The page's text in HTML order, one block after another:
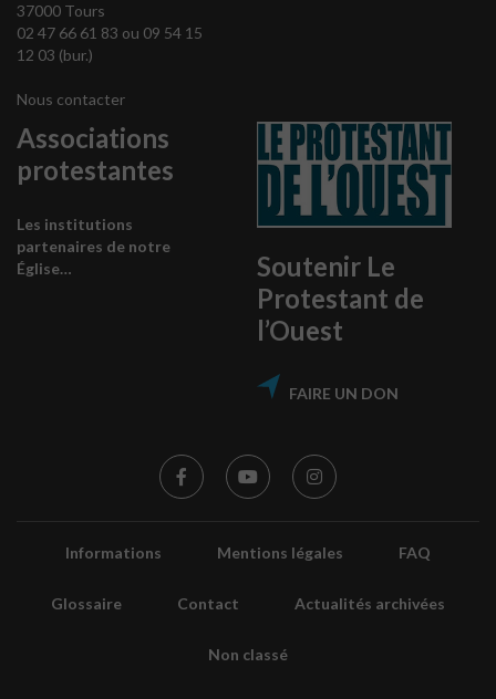
37000 Tours
02 47 66 61 83 ou 09 54 15
12 03 (bur.)
Nous contacter
Associations
protestantes
Les institutions
partenaires de notre
Église…
Soutenir Le
Protestant de
l’Ouest
FAIRE UN DON
Informations Mentions légales FAQ
Glossaire Contact Actualités archivées
Non classé